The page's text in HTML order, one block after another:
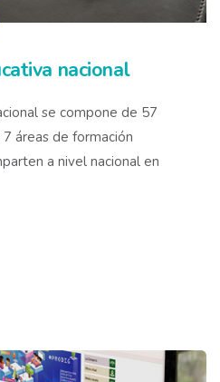
nacional
se compone de 57
áreas de formación
a nivel nacional en